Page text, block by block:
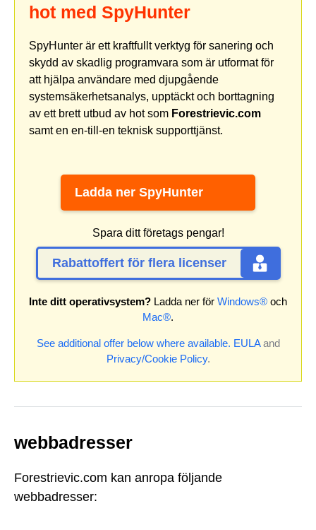
hot med SpyHunter
SpyHunter är ett kraftfullt verktyg för sanering och
skydd av skadlig programvara som är utformat för
att hjälpa användare med djupgående
systemsäkerhetsanalys, upptäckt och borttagning
av ett brett utbud av hot som Forestrievic.com
samt en en-till-en teknisk supporttjänst.
Ladda ner SpyHunter
Spara ditt företags pengar!
Rabattoffert för flera licenser
Inte ditt operativsystem? Ladda ner för Windows® och
Mac®.
See additional offer below where available. EULAand
Privacy/Cookie Policy.
webbadresser
Forestrievic.com kan anropa följande
webbadresser: